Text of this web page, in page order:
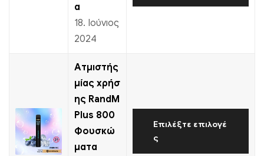
α
18. Ιούνιος
2024
Ατμιστής
μίας χρήσ
ης RandM
Plus 800
Φουσκώ
ματα
Επιλέξτε επιλογέ
ς